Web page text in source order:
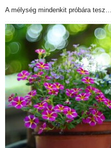
A mélység mindenkit próbára tesz….